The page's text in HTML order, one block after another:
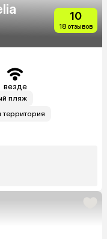
10
18 отзывов
везде
пляж